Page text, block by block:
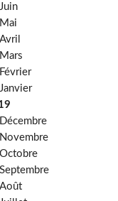
Juin
Mai
Avril
Mars
Février
Janvier
Décembre
Novembre
Octobre
Septembre
Août